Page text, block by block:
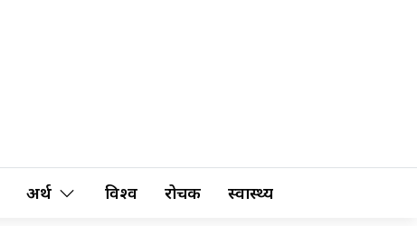
अर्थ विश्व रोचक स्वास्थ्य